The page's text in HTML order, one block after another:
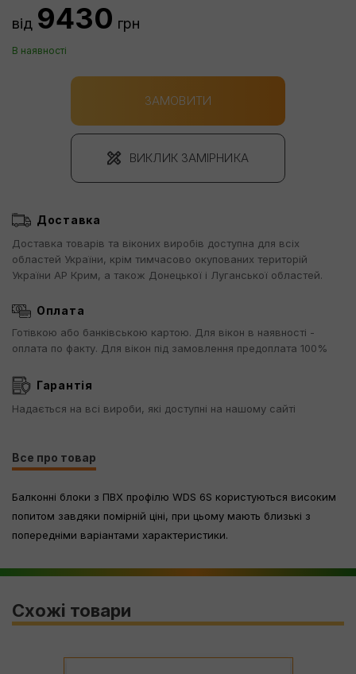
від 9430 грн
В наявності
Доставка
Доставка товарів та віконих виробів доступна для всіх
областей України, крім тимчасово окупованих територій
України АР Крим, а також Донецької і Луганської областей.
Оплата
Готівкою або банківською картою. Для вікон в наявності -
оплата по факту. Для вікон під замовлення предоплата 100%
Гарантія
Надається на всі вироби, які доступні на нашому сайті
ЗАМОВИТИ
ВИКЛИК ЗАМІРНИКА
Все про товар
Балконні блоки з ПВХ профілю WDS 6S користуються високим
попитом завдяки помірній ціні, при цьому мають близькі з
попередніми варіантами характеристики.
Схожі товари